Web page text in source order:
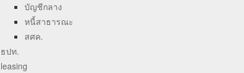
บัญชีกลาง
หนี้สาธารณะ
สศค.
ธปท.
leasing